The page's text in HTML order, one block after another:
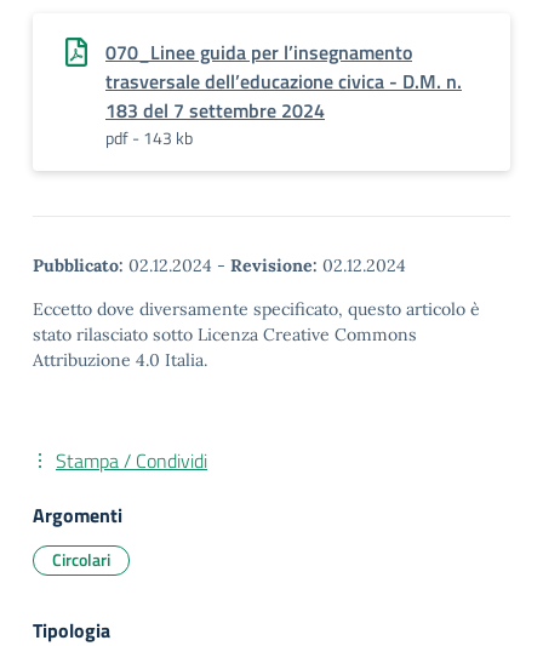
070_Linee guida per l’insegnamento
trasversale dell’educazione civica - D.M. n.
183 del 7 settembre 2024
pdf - 143 kb
Pubblicato: 02.12.2024 - Revisione: 02.12.2024
Eccetto dove diversamente specificato, questo articolo è
stato rilasciato sotto Licenza Creative Commons
Attribuzione 4.0 Italia.
Stampa / Condividi
Argomenti
Circolari
Tipologia